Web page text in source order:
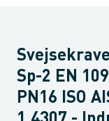
Sp-2 EN
PN16 ISO